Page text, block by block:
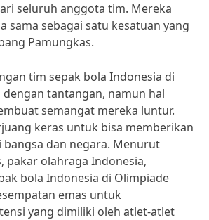
seluruh anggota tim. Mereka
sama sebagai satu kesatuan yang
Pamungkas.
tim sepak bola Indonesia di
tantangan, namun hal
semangat mereka luntur.
keras untuk bisa memberikan
dan negara. Menurut
pakar olahraga Indonesia,
bola Indonesia di Olimpiade
emas untuk
yang dimiliki oleh atlet-atlet